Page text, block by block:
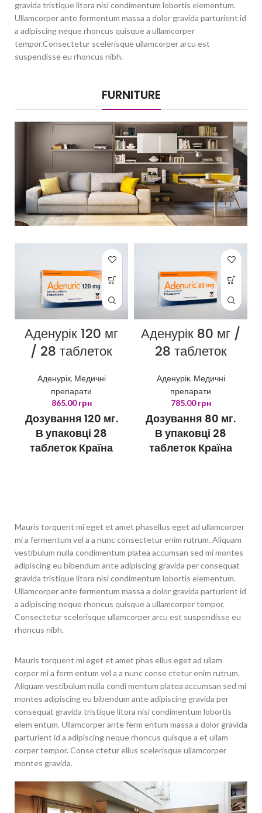
gravida tristique litora nisi condimentum lobortis elementum.
Ullamcorper ante fermentum massa a dolor gravida parturient id
a adipiscing neque rhoncus quisque a ullamcorper
tempor.Consectetur scelerisque ullamcorper arcu est
suspendisse eu rhoncus nibh.
FURNITURE
Аденурік 120 мг
/ 28 таблеток
Аденурік, Медичні
препарати
865.00грн
Дозування 120 мг.
В упаковці 28
таблеток Країна
Аденурік 80 мг /
28 таблеток
Аденурік, Медичні
препарати
785.00грн
Дозування 80 мг.
В упаковці 28
таблеток Країна
Mauris torquent mi eget et amet phasellus eget ad ullamcorper
mi a fermentum vel a a nunc consectetur enim rutrum. Aliquam
vestibulum nulla condimentum platea accumsan sed mi montes
adipiscing eu bibendum ante adipiscing gravida per consequat
gravida tristique litora nisi condimentum lobortis elementum.
Ullamcorper ante fermentum massa a dolor gravida parturient id
a adipiscing neque rhoncus quisque a ullamcorper tempor.
Consectetur scelerisque ullamcorper arcu est suspendisse eu
rhoncus nibh.
Mauris torquent mi eget et amet phas ellus eget ad ullam
corper mi a ferm entum vel a a nunc conse ctetur enim rutrum.
Aliquam vestibulum nulla condi mentum platea accumsan sed mi
montes adipiscing eu bibendum ante adipiscing gravida per
consequat gravida tristique litora nisi condimentum lobortis
elem entum. Ullamcorper ante ferm entum massa a dolor gravida
parturient id a adipiscing neque rhoncus quisque a et ullam
corper tempor. Conse ctetur ellus scelerisque ullamcorper
montes gravida.